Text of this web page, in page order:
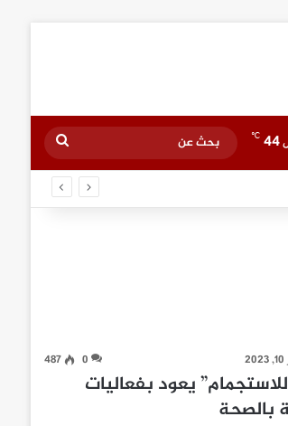
44
℃
بحث
عن
0
487
يعود بفعاليات
بالصحة